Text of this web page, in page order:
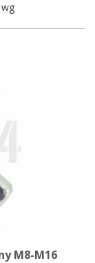
M8-M16